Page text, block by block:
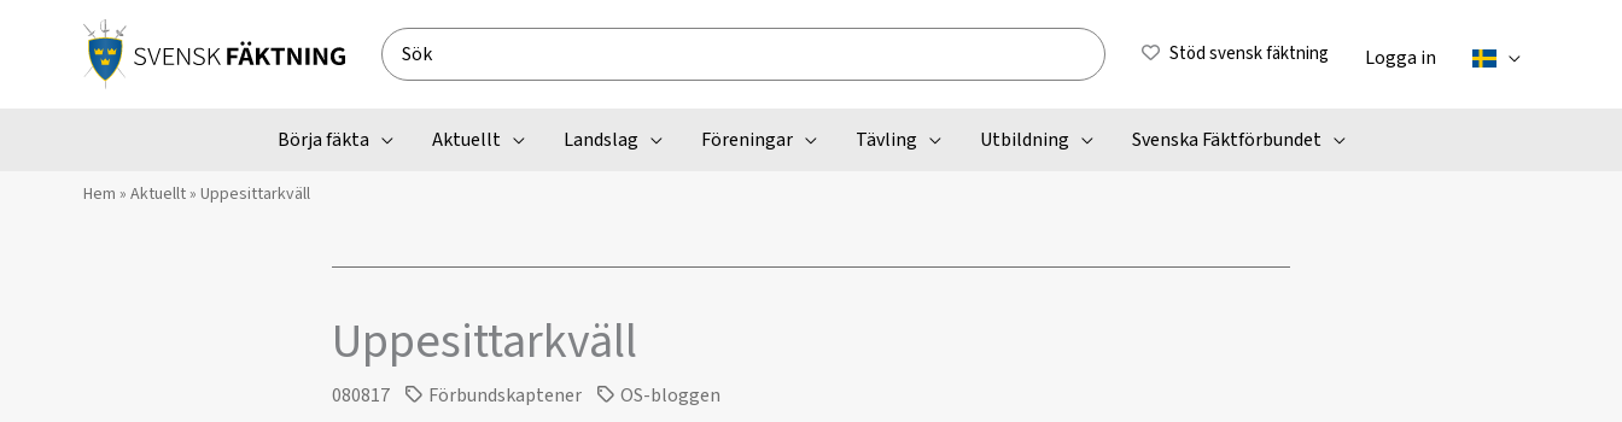
Search
for:
Stöd svensk fäktning Logga in
Börja fäkta Aktuellt Landslag Föreningar Tävling Utbildning Svenska Fäktförbundet
Hem » Aktuellt» Uppesittarkväll
Uppesittarkväll
080817 Förbundskaptener OS-bloggen